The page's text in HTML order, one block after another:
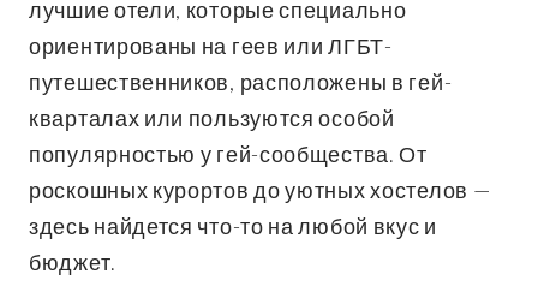
лучшие отели, которые специально
ориентированы на геев или ЛГБТ-
путешественников, расположены в гей-
кварталах или пользуются особой
популярностью у гей-сообщества. От
роскошных курортов до уютных хостелов —
здесь найдется что-то на любой вкус и
бюджет.